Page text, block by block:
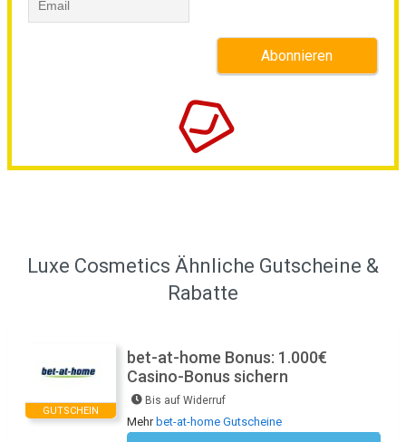
Luxe Cosmetics Ähnliche Gutscheine &
Rabatte
GUTSCHEIN
bet-at-home Bonus: 1.000€
Casino-Bonus sichern
Bis auf Widerruf
Mehr bet-at-home Gutscheine